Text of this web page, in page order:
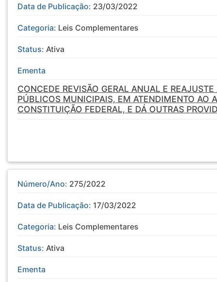
Data de Publicação: 23/03/2022
Categoria: Leis Complementares
Status: Ativa
Ementa
CONCEDE REVISÃO GERAL ANUAL E REAJUSTE
PÚBLICOS MUNICIPAIS, EM ATENDIMENTO AO
CONSTITUIÇÃO FEDERAL, E DÁ OUTRAS
Número/Ano: 275/2022
Data de Publicação: 17/03/2022
Categoria: Leis Complementares
Status: Ativa
Ementa